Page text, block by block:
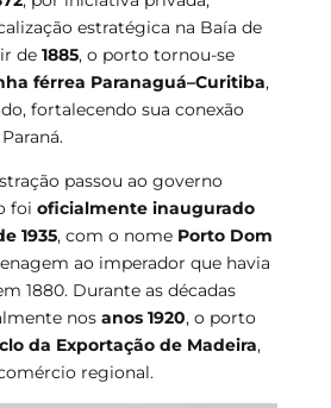
estratégica na Baía de
de 1885, o porto tornou-se
férrea Paranaguá–Curitiba,
fortalecendo sua conexão
passou ao governo
foi oficialmente inaugurado
1935, com o nome Porto Dom
ao imperador que havia
1880. Durante as décadas
nos anos 1920, o porto
da Exportação de Madeira,
regional.